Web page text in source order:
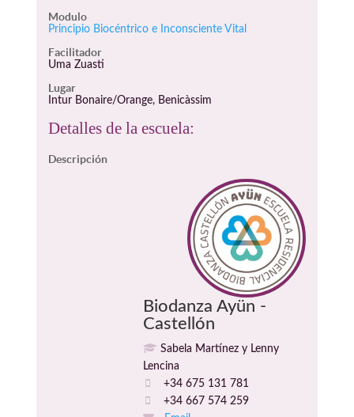
Modulo
Principio Biocéntrico e Inconsciente Vital
Facilitador
Uma Zuasti
Lugar
Intur Bonaire/Orange, Benicàssim
Detalles de la escuela:
Descripción
Biodanza Ayün -
Castellón
Sabela Martínez y Lenny
Lencina
+34 675 131 781
+34 667 574 259